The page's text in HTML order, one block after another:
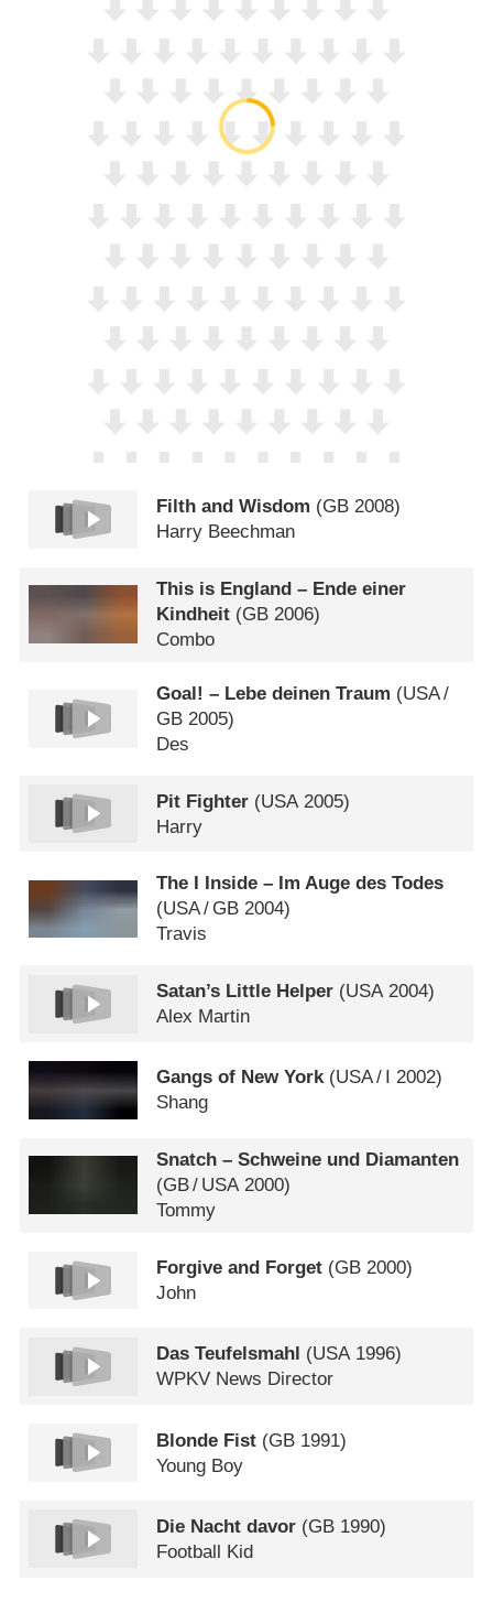
Filth and Wisdom (GB 2008)
Harry Beechman
This is England – Ende einer
Kindheit (GB 2006)
Combo
Goal! – Lebe deinen Traum (USA/
GB 2005)
Des
Pit Fighter (USA 2005)
Harry
The I Inside – Im Auge des Todes
(USA/ GB 2004)
Travis
Satan’s Little Helper (USA2004)
Alex Martin
Gangs of New York(USA/
2002)
Shang
Snatch – Schweine und Diamanten
(GB/ USA2000)
Tommy
Forgive and Forget (GB 2000)
John
Das Teufelsmahl (USA1996)
WPKV News Director
Blonde Fist (GB 1991)
Young Boy
Die Nacht davor (GB 1990)
Football Kid